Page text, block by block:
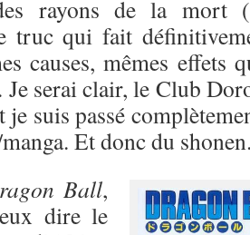
des rayons de la mort
truc qui fait
causes, mêmes effets
. Je serai clair, le Club
je suis passé
Et donc du
Ball,
dire le